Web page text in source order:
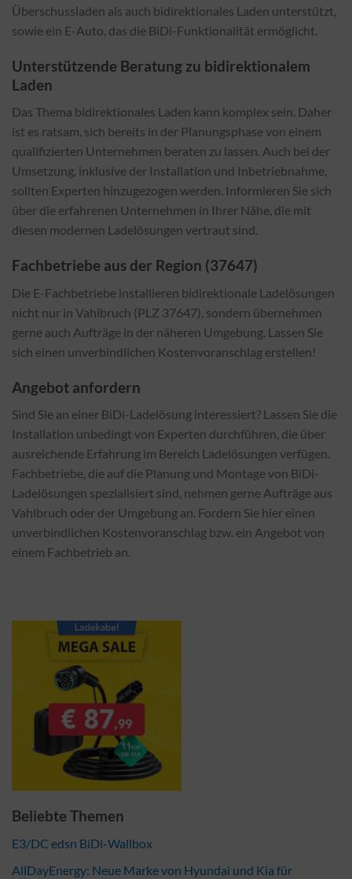
Überschussladen als auch bidirektionales Laden unterstützt,
sowie ein E-Auto, das die BiDi-Funktionalität ermöglicht.
Unterstützende Beratung zu bidirektionalem
Laden
Das Thema bidirektionales Laden kann komplex sein. Daher
ist es ratsam, sich bereits in der Planungsphase von einem
qualifizierten Unternehmen beraten zu lassen. Auch bei der
Umsetzung, inklusive der Installation und Inbetriebnahme,
sollten Experten hinzugezogen werden. Informieren Sie sich
über die erfahrenen Unternehmen in Ihrer Nähe, die mit
diesen modernen Ladelösungen vertraut sind.
Fachbetriebe aus der Region (37647)
Die E-Fachbetriebe installieren bidirektionale Ladelösungen
nicht nur in Vahlbruch (PLZ 37647), sondern übernehmen
gerne auch Aufträge in der näheren Umgebung. Lassen Sie
sich einen unverbindlichen Kostenvoranschlag erstellen!
Angebot anfordern
Sind Sie an einer BiDi-Ladelösung interessiert? Lassen Sie die
Installation unbedingt von Experten durchführen, die über
ausreichende Erfahrung im Bereich Ladelösungen verfügen.
Fachbetriebe, die auf die Planung und Montage von BiDi-
Ladelösungen spezialisiert sind, nehmen gerne Aufträge aus
Vahlbruch oder der Umgebung an. Fordern Sie hier einen
unverbindlichen Kostenvoranschlag bzw. ein Angebot von
einem Fachbetrieb an.
Beliebte Themen
E3/DC edsn BiDi-Wallbox
AllDayEnergy: Neue Marke von Hyundai und Kia für